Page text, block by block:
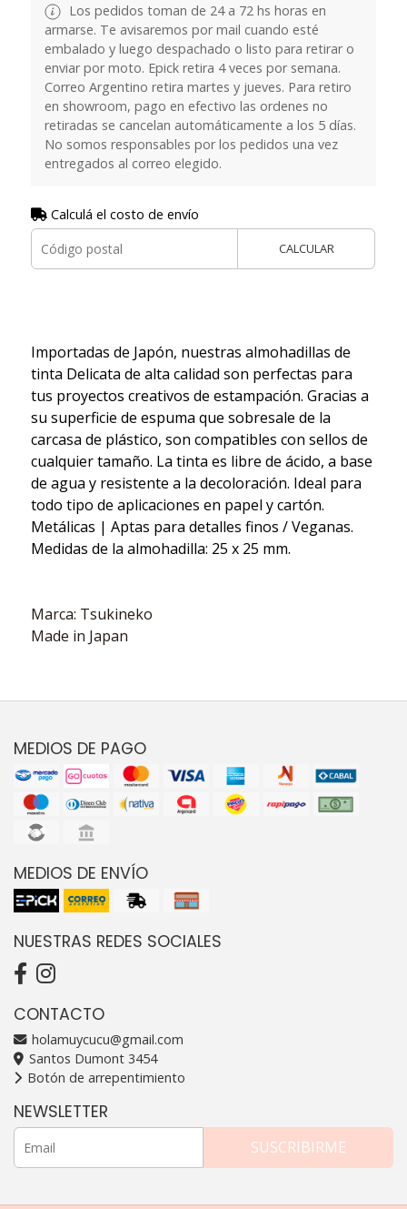
Los pedidos toman de 24 a 72 hs horas en
armarse. Te avisaremos por mail cuando esté
embalado y luego despachado o listo para retirar o
enviar por moto. Epick retira 4 veces por semana.
Correo Argentino retira martes y jueves. Para retiro
en showroom, pago en efectivo las ordenes no
retiradas se cancelan automáticamente a los 5 días.
No somos responsables por los pedidos una vez
entregados al correo elegido.
Calculá el costo de envío
CALCULAR
Importadas de Japón, nuestras almohadillas de
tinta Delicata de alta calidad son perfectas para
tus proyectos creativos de estampación. Gracias a
su superficie de espuma que sobresale de la
carcasa de plástico, son compatibles con sellos de
cualquier tamaño. La tinta es libre de ácido, a base
de agua y resistente a la decoloración. Ideal para
todo tipo de aplicaciones en papel y cartón.
Metálicas | Aptas para detalles finos / Veganas.
Medidas de la almohadilla: 25 x 25 mm.
Marca: Tsukineko
Made in Japan
MEDIOS DE PAGO
MEDIOS DE ENVÍO
NUESTRAS REDES SOCIALES
CONTACTO
holamuycucu@gmail.com
Santos Dumont 3454
Botón de arrepentimiento
NEWSLETTER
SUSCRIBIRME